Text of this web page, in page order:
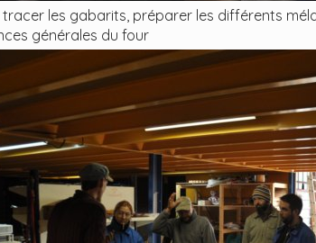
les gabarits, préparer les différents
générales du four